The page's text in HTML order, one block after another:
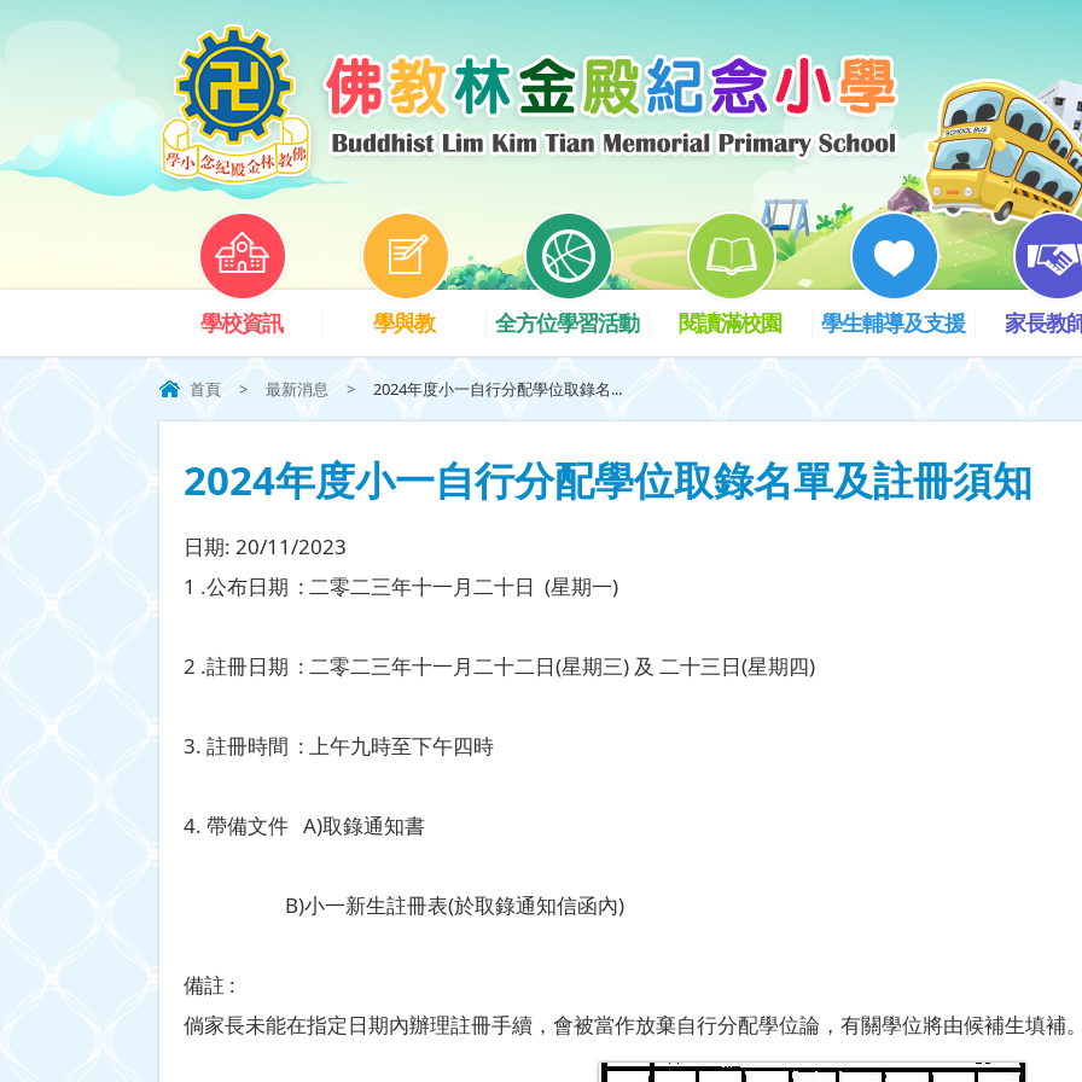
學校資訊 學與教 全方位學習活動 閱讀滿校園 學生輔導及支援 家長教
首頁 > 最新消息 > 2024年度小一自行分配學位取錄名...
2024年度小一自行分配學位取錄名單及註冊須知
日期: 20/11/2023
1 .公布日期 : 二零二三年十一月二十日 (星期一)
2 .註冊日期 : 二零二三年十一月二十二日(星期三) 及 二十三日(星期四)
3. 註冊時間 : 上午九時至下午四時
4. 帶備文件 A)取錄通知書
B)小一新生註冊表(於取錄通知信函內)
備註 :
倘家長未能在指定日期內辦理註冊手續，會被當作放棄自行分配學位論，有關學位將由候補生填補